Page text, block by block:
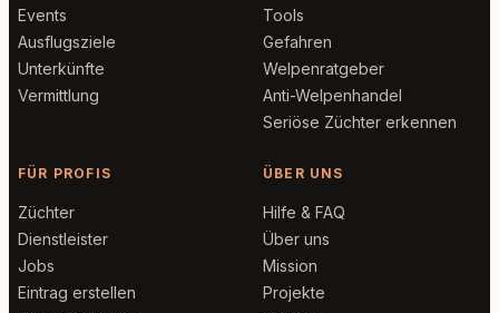
Events
Ausflugsziele
Unterkünfte
Vermittlung
Tools
Gefahren
Welpenratgeber
Anti-Welpenhandel
Seriöse Züchter erkennen
FÜR PROFIS
Züchter
Dienstleister
Jobs
Eintrag erstellen
ÜBER UNS
Hilfe & FAQ
Über uns
Mission
Projekte